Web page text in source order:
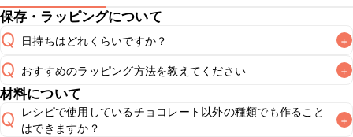
保存・ラッピングについて
Q 日持ちはどれくらいですか？ +
A
常温保存で翌日中が目安です。室温が高い場合はチョコレー
トが溶けてしまうため、冷蔵庫で保管することをおすすめい
Q おすすめのラッピング方法を教えてください +
A こちら
材料について
Q
レシピで使用しているチョコレート以外の種類でも作ること
はできますか？
+